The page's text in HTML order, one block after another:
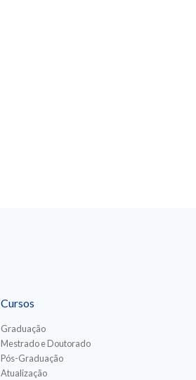
Cursos
Graduação
Mestrado e Doutorado
Pós-Graduação
Atualização